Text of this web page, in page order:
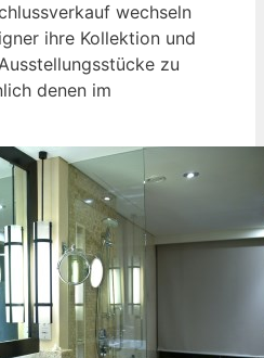
wechseln
ihre Kollektion und
zu
denen im